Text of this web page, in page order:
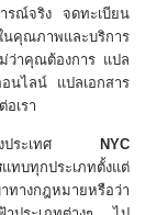
รณ์จริง จดทะเบียน
นคุณภาพและบริการ
ว่าคุณต้องการ แปล
นไลน์ แปลเอกสาร
เรา
งประเทศ
NYC
แทบทุกประเภทตั้งแต่
างกฎหมายหรือว่า